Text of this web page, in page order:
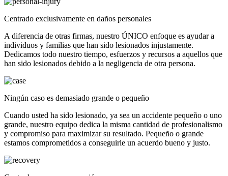
Centrado exclusivamente en daños personales
A diferencia de otras firmas, nuestro ÚNICO enfoque es ayudar a
individuos y familias que han sido lesionados injustamente.
Dedicamos todo nuestro tiempo, esfuerzos y recursos a aquellos que
han sido lesionados debido a la negligencia de otra persona.
Ningún caso es demasiado grande o pequeño
Cuando usted ha sido lesionado, ya sea un accidente pequeño o uno
grande, nuestro equipo dedica la misma cantidad de profesionalismo
y compromiso para maximizar su resultado. Pequeño o grande
estamos comprometidos a conseguirle un acuerdo bueno y justo.